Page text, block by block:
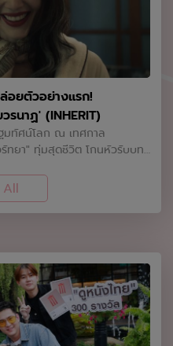
ต็มเพื่อมอบประสบการณ์การรับ
อง PLAVE ในฐานะ
สร้าง
ามต้องการ
Arena โดยคาดว่าจะ
างถล่มทลายอีกครั้ง ร่วม
าง
ไปพร้อมกับพวกเขา เหล่า PLLI
วมา “KEEP IT MANIC”
Live #PLAVE
อยตัวอย่างแรก!
นาฏ' (INHERIT)
มทัศน์โลก ณ เทศกาล
ทยา" ทุ่มสุดชีวิต โกนหัวรับบท
TOFU FILMS ปล่อยตัวอย่าง
Teaser) จากบทประพันธ์
วรนาฏ' (INHERIT) เมื่อญาติผู้
วร้าย ที่พร้อมคืบคลาน
ประกาศศักดา คายตะขาบ
าลภาพยนตร์นานาชาติโตรอน
International Film
าดา ซึ่งเทศกาลนี้ถือเป็นหนึ่งใน
สุดของโลก ในหมวด
นตร์นานาชาติจากทั่วโลก
All